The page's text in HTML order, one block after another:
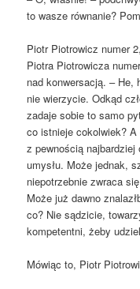
to wasze równanie?
Piotr Piotrowicz numer
Piotra Piotrowicza
nad konwersacją. –
nie wierzycie. Odkąd
zadaje sobie to samo
co istnieje cokolwiek?
z pewnością
umysłu. Może jednak,
niepotrzebnie zwraca
Może już dawno
co? Nie sądzicie,
kompetentni, żeby
Mówiąc to, Piotr